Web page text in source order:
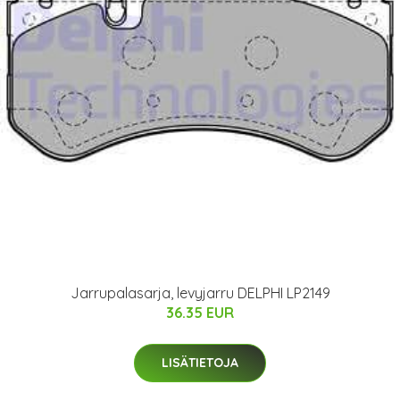
Jarrupalasarja, levyjarru DELPHI LP2149
36.35 EUR
LISÄTIETOJA